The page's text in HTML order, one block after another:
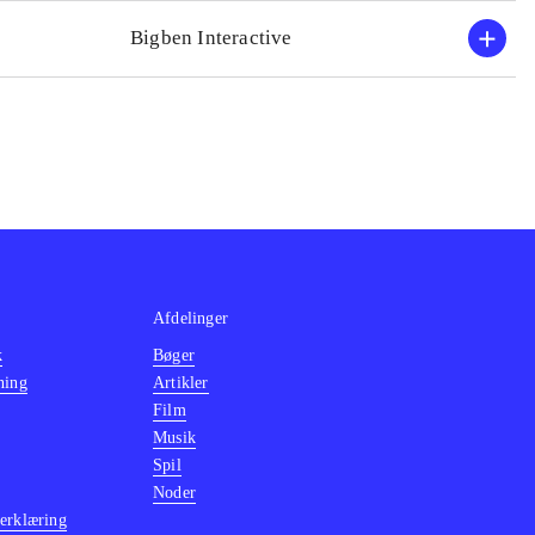
Bigben Interactive
Afdelinger
Bøger
Artikler
Film
Musik
Spil
Noder